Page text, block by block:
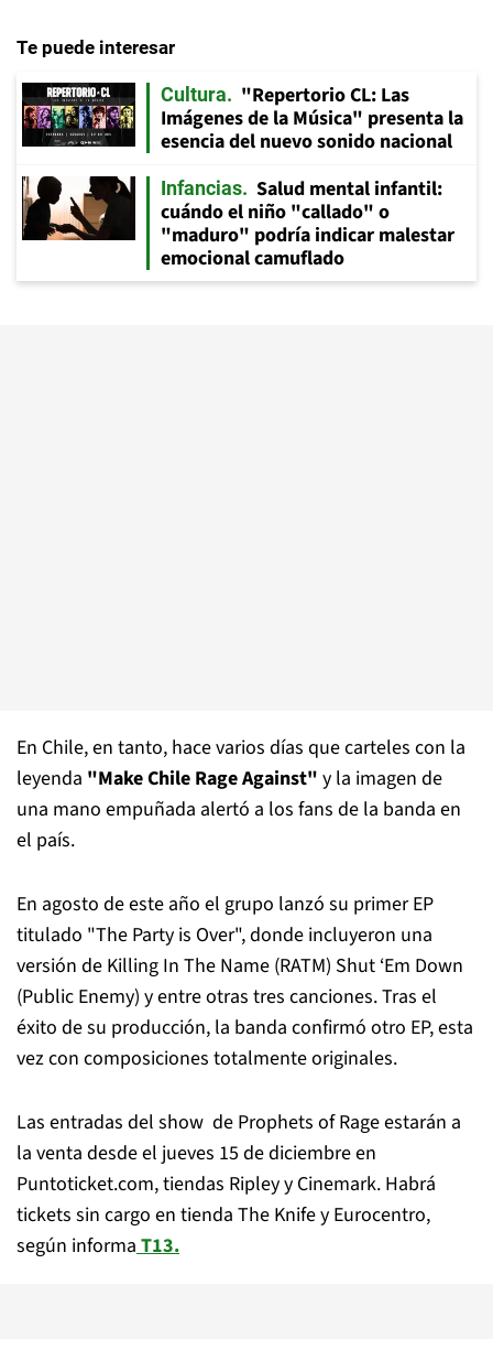
Te puede interesar
Cultura
"Repertorio CL: Las
Imágenes de la Música" presenta la
esencia del nuevo sonido nacional
Infancias
Salud mental infantil:
cuándo el niño "callado" o
"maduro" podría indicar malestar
emocional camuflado
En Chile, en tanto, hace varios días que carteles con la
leyenda "Make Chile Rage Against" y la imagen de
una mano empuñada alertó a los fans de la banda en
el país.
En agosto de este año el grupo lanzó su primer EP
titulado "The Party is Over", donde incluyeron una
versión de Killing In The Name (RATM) Shut ‘Em Down
(Public Enemy) y entre otras tres canciones. Tras el
éxito de su producción, la banda confirmó otro EP, esta
vez con composiciones totalmente originales.
Las entradas del show de Prophets of Rage estarán a
la venta desde el jueves 15 de diciembre en
Puntoticket.com, tiendas Ripley y Cinemark. Habrá
tickets sin cargo en tienda The Knife y Eurocentro,
según informaT13.